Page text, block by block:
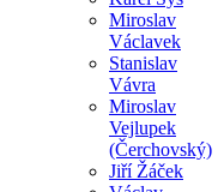
Miroslav
Václavek
Stanislav
Vávra
Miroslav
Vejlupek
(Čerchovský)
Jiří Žáček